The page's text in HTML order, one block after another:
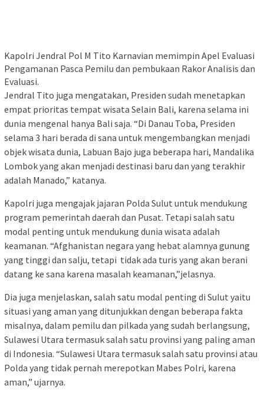
Kapolri Jendral Pol M Tito Karnavian memimpin Apel Evaluasi
Pengamanan Pasca Pemilu dan pembukaan Rakor Analisis dan
Evaluasi.
Jendral Tito juga mengatakan, Presiden sudah menetapkan
empat prioritas tempat wisata Selain Bali, karena selama ini
dunia mengenal hanya Bali saja. “Di Danau Toba, Presiden
selama 3 hari berada di sana untuk mengembangkan menjadi
objek wisata dunia, Labuan Bajo juga beberapa hari, Mandalika
Lombok yang akan menjadi destinasi baru dan yang terakhir
adalah Manado,” katanya.
Kapolri juga mengajak jajaran Polda Sulut untuk mendukung
program pemerintah daerah dan Pusat. Tetapi salah satu
modal penting untuk mendukung dunia wisata adalah
keamanan. “Afghanistan negara yang hebat alamnya gunung
yang tinggi dan salju, tetapi tidak ada turis yang akan berani
datang ke sana karena masalah keamanan,”jelasnya.
Dia juga menjelaskan, salah satu modal penting di Sulut yaitu
situasi yang aman yang ditunjukkan dengan beberapa fakta
misalnya, dalam pemilu dan pilkada yang sudah berlangsung,
Sulawesi Utara termasuk salah satu provinsi yang paling aman
di Indonesia. “Sulawesi Utara termasuk salah satu provinsi atau
Polda yang tidak pernah merepotkan Mabes Polri, karena
aman,” ujarnya.